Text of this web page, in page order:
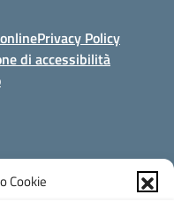
Cookie
Privacy Policy
di accessibilità
(Bg)